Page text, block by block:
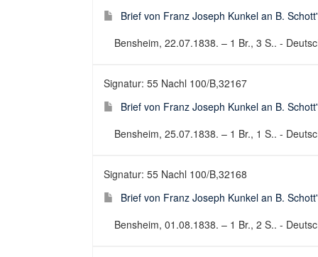
Brief von Franz Joseph Kunkel an B.
Bensheim, 22.07.1838. – 1 Br., 3 S.. -
Signatur: 55 Nachl 100/B,32167
Brief von Franz Joseph Kunkel an B.
Bensheim, 25.07.1838. – 1 Br., 1 S.. -
Signatur: 55 Nachl 100/B,32168
Brief von Franz Joseph Kunkel an B.
Bensheim, 01.08.1838. – 1 Br., 2 S.. -